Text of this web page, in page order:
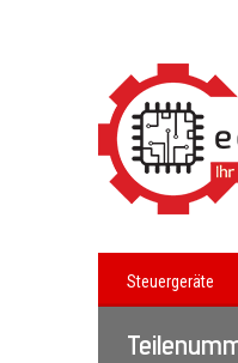
Steuergeräte